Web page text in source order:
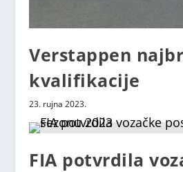
Verstappen
kvalifikacije
23. rujna 2023.
FIA potvrdila